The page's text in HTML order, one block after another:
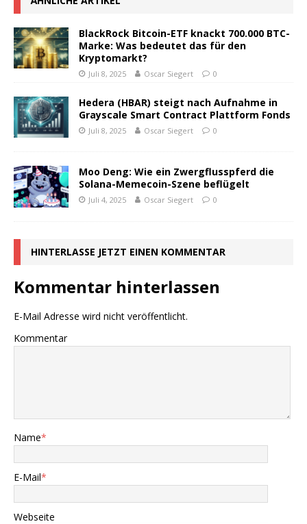
BlackRock Bitcoin-ETF knackt 700.000 BTC-
Marke: Was bedeutet das für den
Kryptomarkt?
Juli 8, 2025 Oscar Siegert 0
Hedera (HBAR) steigt nach Aufnahme in
Grayscale Smart Contract Plattform Fonds
Juli 8, 2025 Oscar Siegert 0
Moo Deng: Wie ein Zwergflusspferd die
Solana-Memecoin-Szene beflügelt
Juli 4, 2025 Oscar Siegert 0
HINTERLASSE JETZT EINEN KOMMENTAR
Kommentar hinterlassen
E-Mail Adresse wird nicht veröffentlicht.
Kommentar
Name*
E-Mail*
Webseite